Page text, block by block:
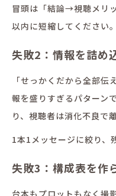
冒頭は「結論→視聴メリ
以内に短縮してください。
失敗2：情報を詰め
「せっかくだから全部
報を盛りすぎるパターン
り、視聴者は消化不良で
1本1メッセージに絞り、
失敗3：構成表を作
台本もプロットもなく撮